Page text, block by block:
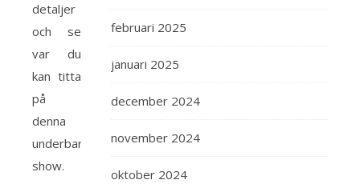
detaljer
och se
var du
kan titta
på
denna
underbara
show.
februari 2025
januari 2025
december 2024
november 2024
oktober 2024